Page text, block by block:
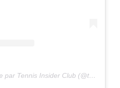
Une publication partagée par Tennis Insider Club (@tennisinsiderclub)